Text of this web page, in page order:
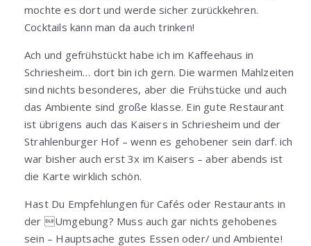
mochte es dort und werde sicher zurückkehren.
Cocktails kann man da auch trinken!
Ach und gefrühstückt habe ich im Kaffeehaus in
Schriesheim… dort bin ich gern. Die warmen Mahlzeiten
sind nichts besonderes, aber die Frühstücke und auch
das Ambiente sind große klasse. Ein gute Restaurant
ist übrigens auch das Kaisers in Schriesheim und der
Strahlenburger Hof – wenn es gehobener sein darf. ich
war bisher auch erst 3x im Kaisers – aber abends ist
die Karte wirklich schön.
Hast Du Empfehlungen für Cafés oder Restaurants in
der Umgebung? Muss auch gar nichts gehobenes
sein – Hauptsache gutes Essen oder/ und Ambiente!